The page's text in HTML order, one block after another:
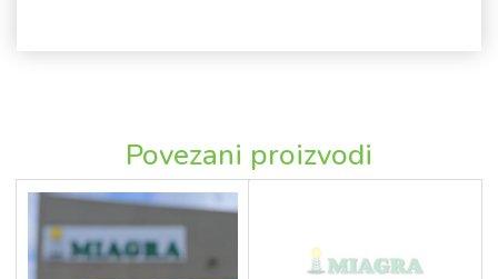
Povezani proizvodi